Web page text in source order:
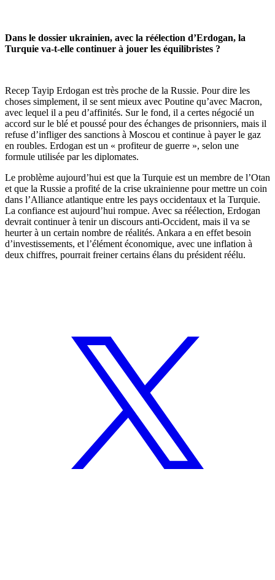
Dans le dossier ukrainien, avec la réélection d’Erdogan, la
Turquie va-t-elle continuer à jouer les équilibristes ?
Recep Tayip Erdogan est très proche de la Russie. Pour dire les
choses simplement, il se sent mieux avec Poutine qu’avec Macron,
avec lequel il a peu d’affinités. Sur le fond, il a certes négocié un
accord sur le blé et poussé pour des échanges de prisonniers, mais il
refuse d’infliger des sanctions à Moscou et continue à payer le gaz
en roubles. Erdogan est un « profiteur de guerre », selon une
formule utilisée par les diplomates.
Le problème aujourd’hui est que la Turquie est un membre de l’Otan
et que la Russie a profité de la crise ukrainienne pour mettre un coin
dans l’Alliance atlantique entre les pays occidentaux et la Turquie.
La confiance est aujourd’hui rompue. Avec sa réélection, Erdogan
devrait continuer à tenir un discours anti-Occident, mais il va se
heurter à un certain nombre de réalités. Ankara a en effet besoin
d’investissements, et l’élément économique, avec une inflation à
deux chiffres, pourrait freiner certains élans du président réélu.